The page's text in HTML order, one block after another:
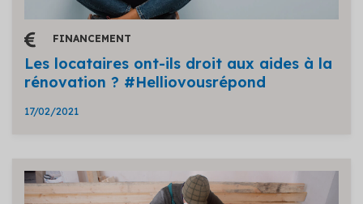
FINANCEMENT
Les locataires ont-ils droit aux aides à la
rénovation ? #Helliovousrépond
17/02/2021